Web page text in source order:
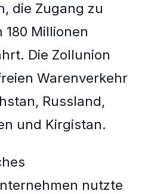
die Zugang zu
180 Millionen
Die Zollunion
Warenverkehr
Russland,
und Kirgistan.
nutzte